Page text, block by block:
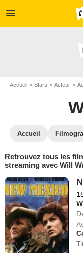
menu
Accueil Stars Acteur
Accueil
Retrouvez tous les
streaming avec Will